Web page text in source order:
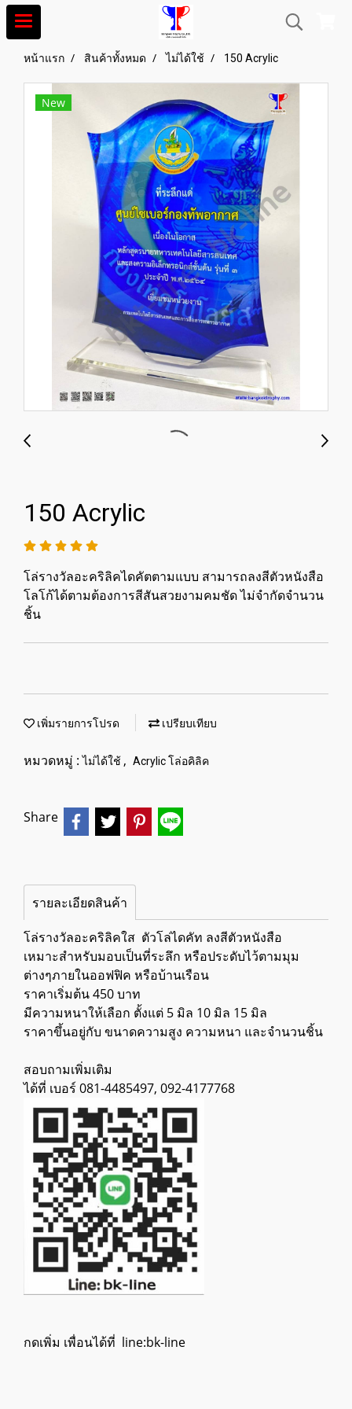
หน้าแรก สินค้าทั้งหมด ไม่ได้ใช้ 150 Acrylic
New
150 Acrylic
โล่รางวัลอะคริลิคไดคัตตามแบบ สามารถลงสีตัวหนังสือ
โลโก้ได้ตามต้องการสีสันสวยงามคมชัด ไม่จำกัดจำนวน
ชิ้น
เพิ่มรายการโปรด เปรียบเทียบ
หมวดหมู่ :ไม่ได้ใช้ , Acrylic โล่อคิลิค
Share
รายละเอียดสินค้า
โล่รางวัลอะคริลิคใส ตัวโล่​ไดคัท ลงสีตัวหนังสือ
เหมาะสำหรับมอบเป็นที่ระลึก หรือประดับไว้ตามมุม
ต่างๆภายในออฟฟิค หรือบ้านเรือน
ราคาเริ่มต้น 450 บาท
มีความหนาให้เลือก ตั้งแต่ 5 มิล 10 มิล 15 มิล
ราคาขึ้นอยู่กับ ขนาดความสูง ความหนา และจำนวนชิ้น
สอบถามเพิ่มเติม
ได้ที่ เบอร์ 081-4485497, 092-4177768
กดเพิ่ม เพื่อนได้ที่ line:bk-line